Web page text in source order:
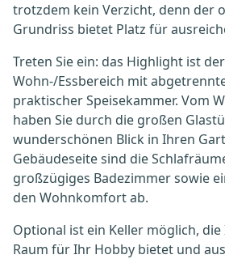
trotzdem kein Verzicht, denn der
Grundriss bietet Platz für
Treten Sie ein: das Highlight ist
Wohn-/Essbereich mit
praktischer Speisekammer. Vom
haben Sie durch die großen
wunderschönen Blick in Ihren
Gebäudeseite sind die
großzügiges Badezimmer sowie
den Wohnkomfort ab.
Optional ist ein Keller möglich,
Raum für Ihr Hobby bietet und